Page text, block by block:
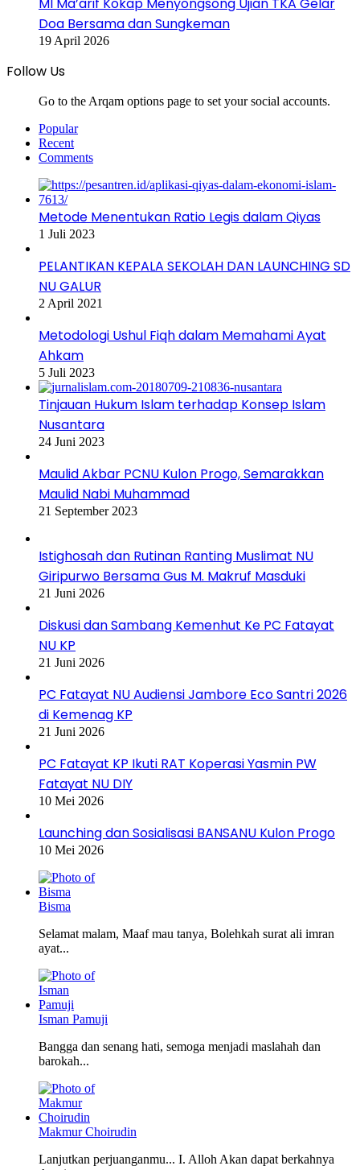
Doa Bersama dan Sungkeman
19 April 2026
Follow Us
Go to the Arqam options page to set your social accounts.
Popular
Recent
Comments
Metode Menentukan Ratio Legis dalam Qiyas
1 Juli 2023
PELANTIKAN KEPALA SEKOLAH DAN LAUNCHING SD
NU GALUR
2 April 2021
Metodologi Ushul Fiqh dalam Memahami Ayat
Ahkam
5 Juli 2023
Tinjauan Hukum Islam terhadap Konsep Islam
Nusantara
24 Juni 2023
Maulid Akbar PCNU Kulon Progo, Semarakkan
Maulid Nabi Muhammad
21 September 2023
Istighosah dan Rutinan Ranting Muslimat NU
Giripurwo Bersama Gus M. Makruf Masduki
21 Juni 2026
Diskusi dan Sambang Kemenhut Ke PC Fatayat
NU KP
21 Juni 2026
PC Fatayat NU Audiensi Jambore Eco Santri 2026
di Kemenag KP
21 Juni 2026
PC Fatayat KP Ikuti RAT Koperasi Yasmin PW
Fatayat NU DIY
10 Mei 2026
Launching dan Sosialisasi BANSANU Kulon Progo
10 Mei 2026
Bisma
Selamat malam, Maaf mau tanya, Bolehkah surat ali imran
ayat...
Isman Pamuji
Bangga dan senang hati, semoga menjadi maslahah dan
barokah...
Makmur Choirudin
Lanjutkan perjuanganmu... I. Alloh Akan dapat berkahnya